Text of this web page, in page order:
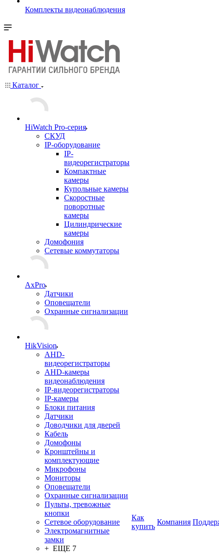
Комплекты видеонаблюдения
Каталог
HiWatch Pro-серия
CКУД
IP-оборудование
IP-
видеорегистраторы
Компактные
камеры
Купольные камеры
Скоростные
поворотные
камеры
Цилиндрические
камеры
Домофония
Сетевые коммутаторы
AxPro
Датчики
Оповещатели
Охранные сигнализации
HikVision
AHD-
видеорегистраторы
AHD-камеры
видеонаблюдения
IP-видеорегистраторы
IP-камеры
Блоки питания
Датчики
Доводчики для дверей
Кабель
Домофоны
Кронштейны и
комплектующие
Микрофоны
Мониторы
Оповещатели
Охранные сигнализации
Пульты, тревожные
кнопки
Сетевое оборудование
Электромагнитные
замки
+ ЕЩЕ 7
Как
купить
Компания